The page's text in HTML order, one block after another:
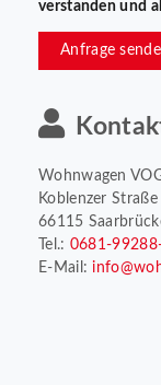
verstanden und
Anfrage
Wohnwagen
Koblenzer Straße
66115
Tel.: 0681-
E-Mail: